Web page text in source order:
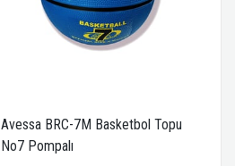
Avessa BRC-7M Basketbol Topu
No7 Pompalı